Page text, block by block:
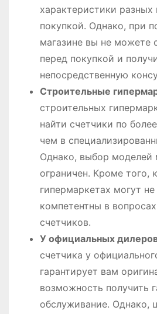
характеристики
покупкой. Однако, при
магазине вы не можете
перед покупкой и
непосредственную
Строительные
строительных
найти счетчики по
чем в
Однако, выбор моделей
ограничен. Кроме того,
гипермаркетах могут
компетентны в
счетчиков.
У официальных
счетчика у
гарантирует вам
возможность получить
обслуживание. Однако,